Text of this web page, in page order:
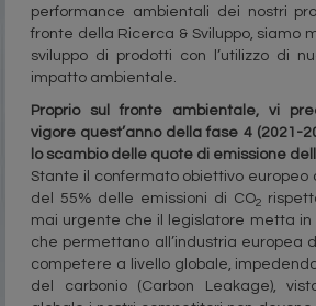
performance ambientali dei nostri
fronte della Ricerca & Sviluppo, siamo
sviluppo di prodotti con l’utilizzo di
impatto ambientale.
Proprio sul fronte ambientale, vi
vigore quest’anno della fase 4 (2021-
lo scambio delle quote di emissione
Stante il confermato obiettivo europeo
del 55% delle emissioni di CO2
mai urgente che il legislatore metta in
che permettano all’industria europea
competere a livello globale,
del carbonio (Carbon Leakage),